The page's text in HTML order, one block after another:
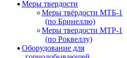
Меры твердости
Меры твёрдости МТБ-1
(по Бринеллю)
Меры твердости МТР-1
(по Роквеллу)
Оборудование для